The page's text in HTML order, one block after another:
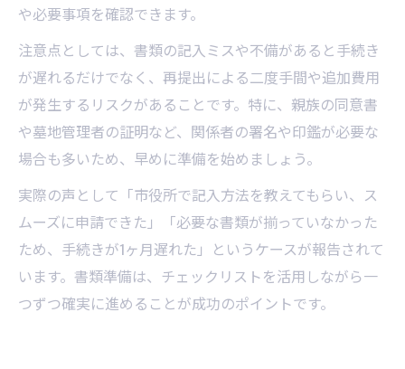
や必要事項を確認できます。
注意点としては、書類の記入ミスや不備があると手続き
が遅れるだけでなく、再提出による二度手間や追加費用
が発生するリスクがあることです。特に、親族の同意書
や墓地管理者の証明など、関係者の署名や印鑑が必要な
場合も多いため、早めに準備を始めましょう。
実際の声として「市役所で記入方法を教えてもらい、ス
ムーズに申請できた」「必要な書類が揃っていなかった
ため、手続きが1ヶ月遅れた」というケースが報告されて
います。書類準備は、チェックリストを活用しながら一
つずつ確実に進めることが成功のポイントです。